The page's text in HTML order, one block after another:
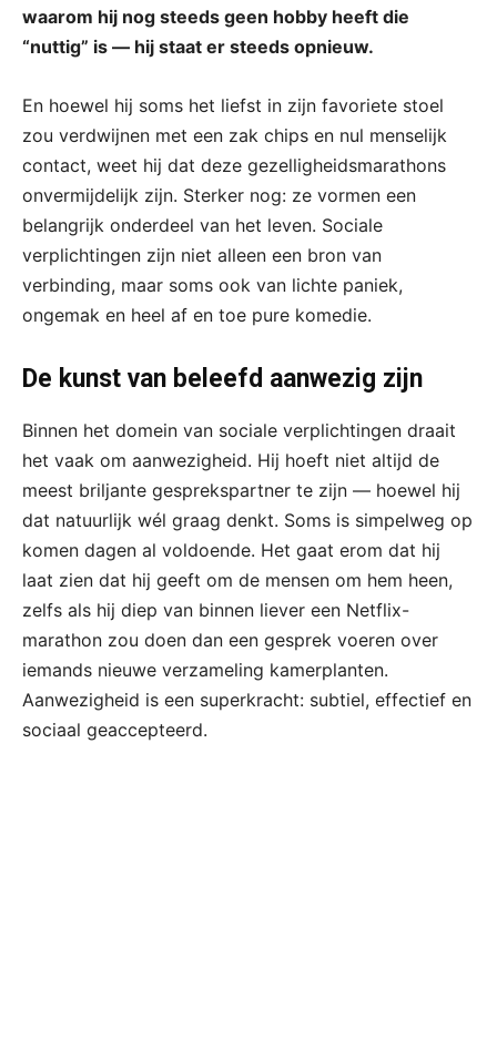
waarom hij nog steeds geen hobby heeft die
“nuttig” is — hij staat er steeds opnieuw.
En hoewel hij soms het liefst in zijn favoriete stoel
zou verdwijnen met een zak chips en nul menselijk
contact, weet hij dat deze gezelligheidsmarathons
onvermijdelijk zijn. Sterker nog: ze vormen een
belangrijk onderdeel van het leven. Sociale
verplichtingen zijn niet alleen een bron van
verbinding, maar soms ook van lichte paniek,
ongemak en heel af en toe pure komedie.
De kunst van beleefd aanwezig zijn
Binnen het domein van sociale verplichtingen draait
het vaak om aanwezigheid. Hij hoeft niet altijd de
meest briljante gesprekspartner te zijn — hoewel hij
dat natuurlijk wél graag denkt. Soms is simpelweg op
komen dagen al voldoende. Het gaat erom dat hij
laat zien dat hij geeft om de mensen om hem heen,
zelfs als hij diep van binnen liever een Netflix-
marathon zou doen dan een gesprek voeren over
iemands nieuwe verzameling kamerplanten.
Aanwezigheid is een superkracht: subtiel, effectief en
sociaal geaccepteerd.